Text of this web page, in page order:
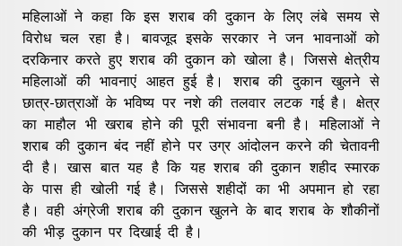
महिलाओं ने कहा कि इस शराब की दुकान के लिए लंबे समय से
विरोध चल रहा है। बावजूद इसके सरकार ने जन भावनाओं को
दरकिनार करते हुए शराब की दुकान को खोला है। जिससे क्षेत्रीय
महिलाओं की भावनाएं आहत हुई है। शराब की दुकान खुलने से
छात्र-छात्राओं के भविष्य पर नशे की तलवार लटक गई है। क्षेत्र
का माहौल भी खराब होने की पूरी संभावना बनी है। महिलाओं ने
शराब की दुकान बंद नहीं होने पर उग्र आंदोलन करने की चेतावनी
दी है। खास बात यह है कि यह शराब की दुकान शहीद स्मारक
के पास ही खोली गई है। जिससे शहीदों का भी अपमान हो रहा
है। वही अंग्रेजी शराब की दुकान खुलने के बाद शराब के शौकीनों
की भीड़ दुकान पर दिखाई दी है।